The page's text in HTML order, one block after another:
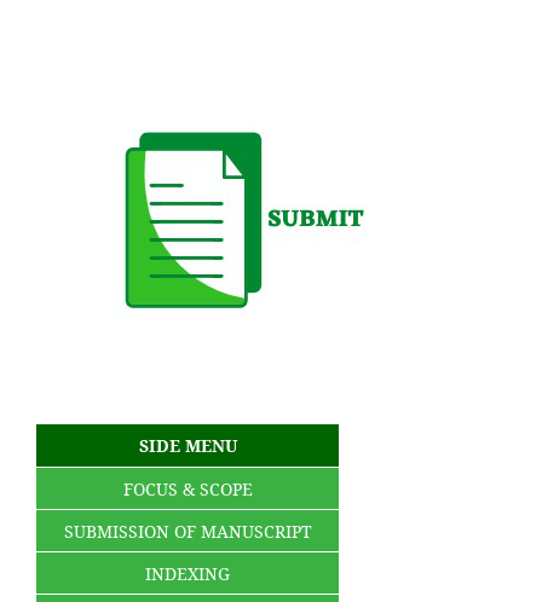
SIDE MENU
FOCUS & SCOPE
SUBMISSION OF MANUSCRIPT
INDEXING